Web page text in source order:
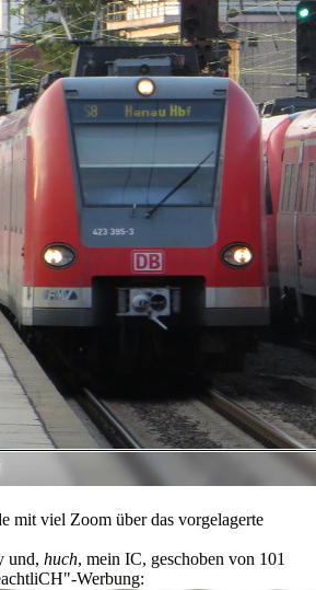
mit viel Zoom über das vorgelagerte
und, huch, mein IC, geschoben von 101
Werbung: